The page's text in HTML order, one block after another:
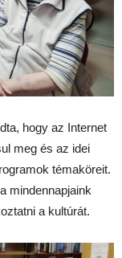
hogy az Internet
meg és az idei
témaköreit.
mindennapjaink
a kultúrát.